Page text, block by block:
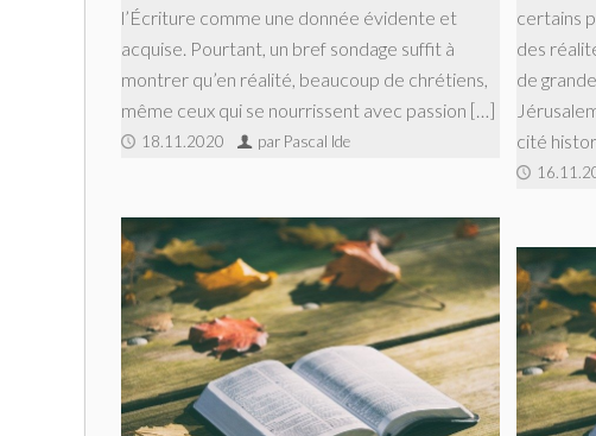
l’Écriture comme une donnée évidente et
acquise. Pourtant, un bref sondage suffit à
montrer qu’en réalité, beaucoup de chrétiens,
même ceux qui se nourrissent avec passion […]
18.11.2020 par Pascal Ide
certains
des
de
cité